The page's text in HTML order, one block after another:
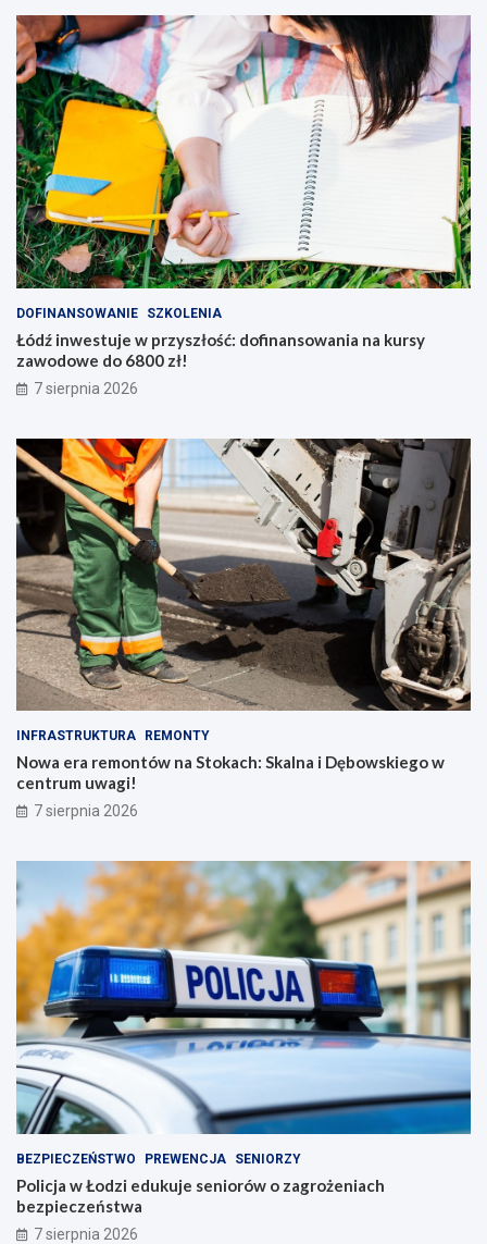
DOFINANSOWANIE SZKOLENIA
Łódź inwestuje w przyszłość: dofinansowania na kursy
zawodowe do 6800 zł!
7 sierpnia 2026
INFRASTRUKTURA REMONTY
Nowa era remontów na Stokach: Skalna i Dębowskiego w
centrum uwagi!
7 sierpnia 2026
BEZPIECZEŃSTWO PREWENCJA SENIORZY
Policja w Łodzi edukuje seniorów o zagrożeniach
bezpieczeństwa
7 sierpnia 2026